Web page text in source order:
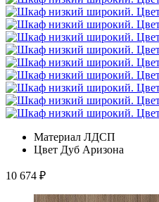
Материал ЛДСП
Цвет Дуб Аризона
10 674 ₽